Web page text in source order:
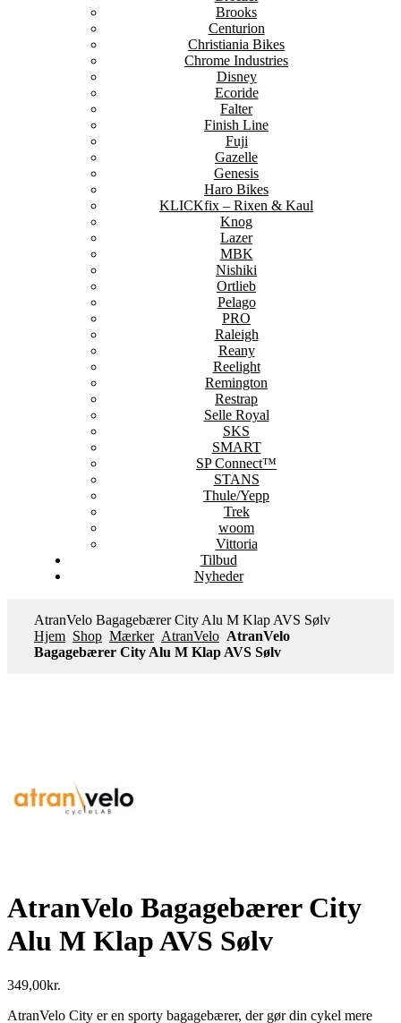
Brooks
Centurion
Christiania Bikes
Chrome Industries
Disney
Ecoride
Falter
Finish Line
Fuji
Gazelle
Genesis
Haro Bikes
KLICKfix – Rixen & Kaul
Knog
Lazer
MBK
Nishiki
Ortlieb
Pelago
PRO
Raleigh
Reany
Reelight
Remington
Restrap
Selle Royal
SKS
SMART
SP Connect™
STANS
Thule/Yepp
Trek
woom
Vittoria
Tilbud
Nyheder
AtranVelo Bagagebærer City Alu M Klap AVS Sølv
Hjem Shop Mærker AtranVelo AtranVelo
Bagagebærer City Alu M Klap AVS Sølv
AtranVelo Bagagebærer City
Alu M Klap AVS Sølv
349,00kr.
AtranVelo City er en sporty bagagebærer, der gør din cykel mere